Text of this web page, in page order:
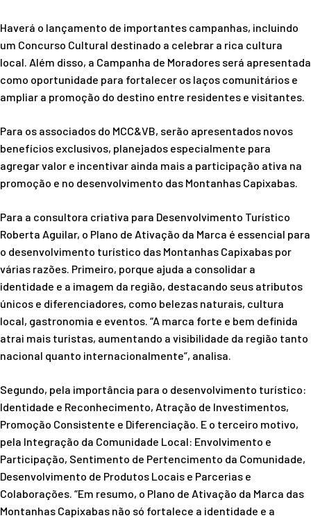
Haverá o lançamento de importantes campanhas, incluindo
um Concurso Cultural destinado a celebrar a rica cultura
local. Além disso, a Campanha de Moradores será apresentada
como oportunidade para fortalecer os laços comunitários e
ampliar a promoção do destino entre residentes e visitantes.
Para os associados do MCC&VB, serão apresentados novos
benefícios exclusivos, planejados especialmente para
agregar valor e incentivar ainda mais a participação ativa na
promoção e no desenvolvimento das Montanhas Capixabas.
Para a consultora criativa para Desenvolvimento Turístico
Roberta Aguilar, o Plano de Ativação da Marca é essencial para
o desenvolvimento turístico das Montanhas Capixabas por
várias razões. Primeiro, porque ajuda a consolidar a
identidade e a imagem da região, destacando seus atributos
únicos e diferenciadores, como belezas naturais, cultura
local, gastronomia e eventos. “A marca forte e bem definida
atrai mais turistas, aumentando a visibilidade da região tanto
nacional quanto internacionalmente”, analisa.
Segundo, pela importância para o desenvolvimento turístico:
Identidade e Reconhecimento, Atração de Investimentos,
Promoção Consistente e Diferenciação. E o terceiro motivo,
pela Integração da Comunidade Local: Envolvimento e
Participação, Sentimento de Pertencimento da Comunidade,
Desenvolvimento de Produtos Locais e Parcerias e
Colaborações. “Em resumo, o Plano de Ativação da Marca das
Montanhas Capixabas não só fortalece a identidade e a